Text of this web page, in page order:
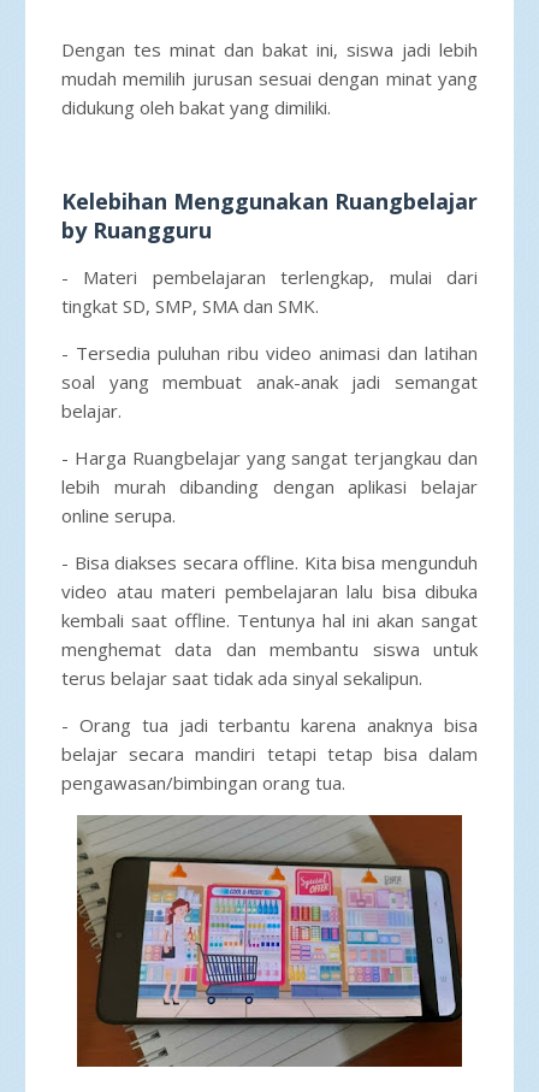
Dengan tes minat dan bakat ini, siswa jadi lebih
mudah memilih jurusan sesuai dengan minat yang
didukung oleh bakat yang dimiliki.
Kelebihan Menggunakan Ruangbelajar
by Ruangguru
- Materi pembelajaran terlengkap, mulai dari
tingkat SD, SMP, SMA dan SMK.
- Tersedia puluhan ribu video animasi dan latihan
soal yang membuat anak-anak jadi semangat
belajar.
- Harga Ruangbelajar yang sangat terjangkau dan
lebih murah dibanding dengan aplikasi belajar
online serupa.
- Bisa diakses secara offline. Kita bisa mengunduh
video atau materi pembelajaran lalu bisa dibuka
kembali saat offline. Tentunya hal ini akan sangat
menghemat data dan membantu siswa untuk
terus belajar saat tidak ada sinyal sekalipun.
- Orang tua jadi terbantu karena anaknya bisa
belajar secara mandiri tetapi tetap bisa dalam
pengawasan/bimbingan orang tua.